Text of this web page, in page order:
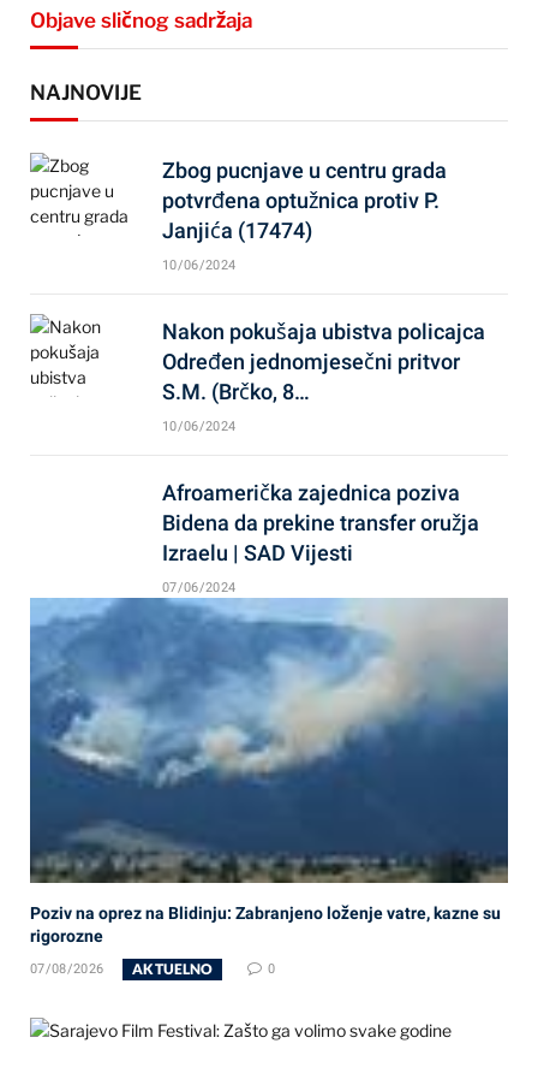
Objave sličnog sadržaja
NAJNOVIJE
Zbog pucnjave u centru grada
potvrđena optužnica protiv P.
Janjića (17474)
10/06/2024
Nakon pokušaja ubistva policajca
Određen jednomjesečni pritvor
S.M. (Brčko, 8…
10/06/2024
Afroamerička zajednica poziva
Bidena da prekine transfer oružja
Izraelu | SAD Vijesti
07/06/2024
Poziv na oprez na Blidinju: Zabranjeno loženje vatre, kazne su
rigorozne
07/08/2026 AKTUELNO 0